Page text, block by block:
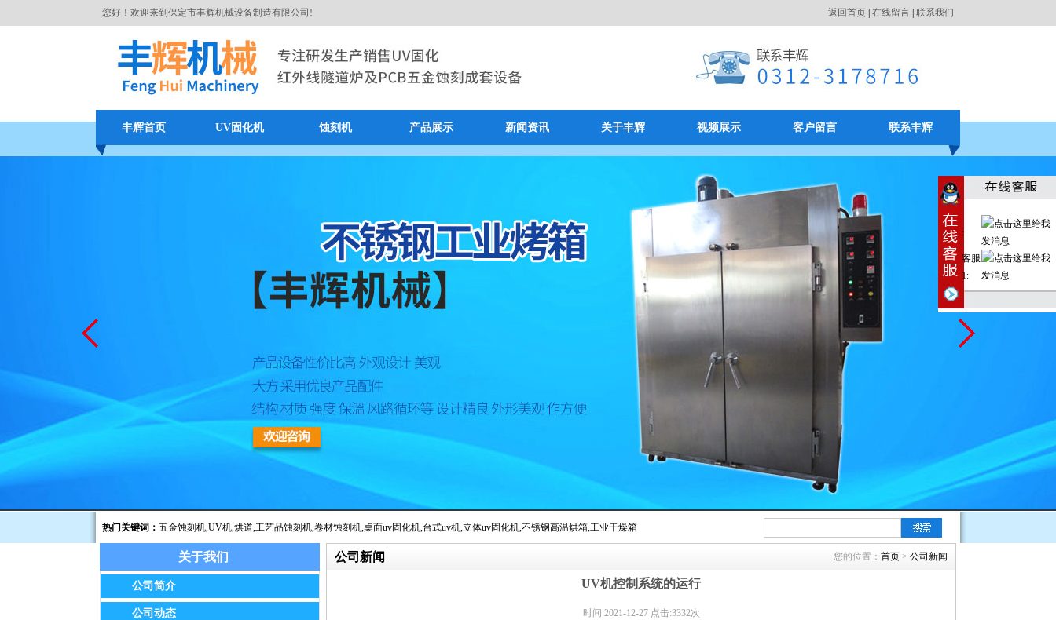
您好！欢迎来到保定市丰辉机械设备制造有限公司! 返回首页 在线留言 联系我们
丰辉首页 UV固化机 蚀刻机 产品展示 新闻资讯 关于丰辉 视频展示 客户留言 联系丰辉
热门关键词： 五金蚀刻机,UV机,烘道,工艺品蚀刻机,卷材蚀刻机,桌面uv固化机,台式uv机,立体uv固化机,不锈钢高温烘箱,工业干燥箱
公告：我公司已于2014年8月经保定市工商局批准正式更名为保定市丰辉机械设备制造有限公司
关于我们
公司简介
公司动态
公司新闻 您的位置： 首页 > 公司新闻
UV机控制系统的运行
时间:2021-12-27 点击:3332次
:
客服
1: